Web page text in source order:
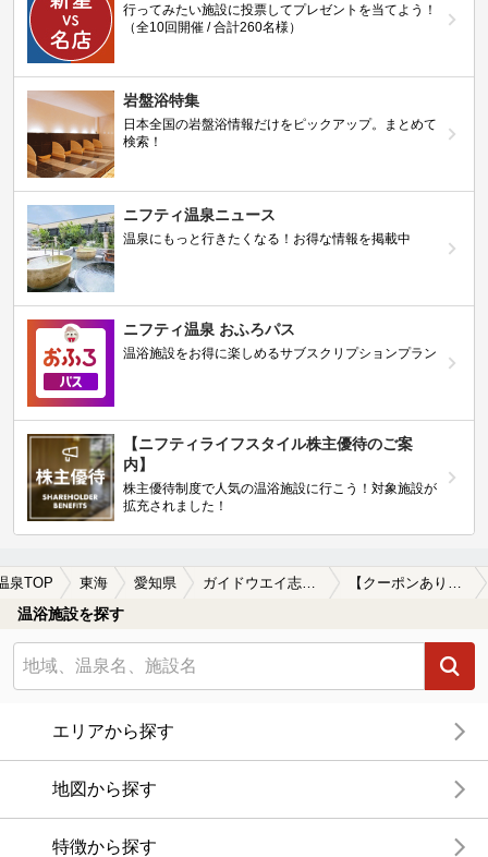
行ってみたい施設に投票してプレゼントを当てよう！
（全10回開催 / 合計260名様）
岩盤浴特集
日本全国の岩盤浴情報だけをピックアップ。まとめて
検索！
ニフティ温泉ニュース
温泉にもっと行きたくなる！お得な情報を掲載中
ニフティ温泉 おふろパス
温浴施設をお得に楽しめるサブスクリプションプラン
【ニフティライフスタイル株主優待のご案
内】
株主優待制度で人気の温浴施設に行こう！対象施設が
拡充されました！
泉TOP 東海 愛知県
温浴施設を探す
エリアから探す
地図から探す
特徴から探す